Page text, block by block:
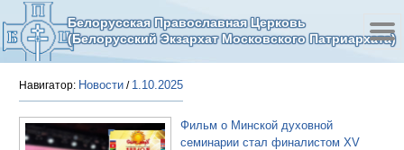
Белорусская Православная Церковь
(Белорусский Экзархат Московского Патриархата)
Навигатор: Новости / 1.10.2025
Фильм о Минской духовной
семинарии стал финалистом XV